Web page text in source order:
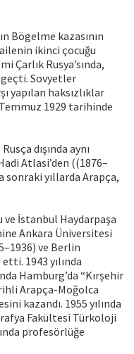
Bögelme kazasının
ikinci çocuğu
Çarlık Rusya’sında,
Sovyetler
yapılan haksızlıklar
1929 tarihinde
dışında aynı
Atlasi’den ((1876–
sonraki yıllarda Arapça,
ve İstanbul Haydarpaşa
Ankara Üniversitesi
ve Berlin
1943 yılında
Hamburg’da “Kırşehir
Arapça-Moğolca
kazandı. 1955 yılında
Fakültesi Türkoloji
profesörlüğe